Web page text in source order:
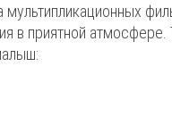
в приятной